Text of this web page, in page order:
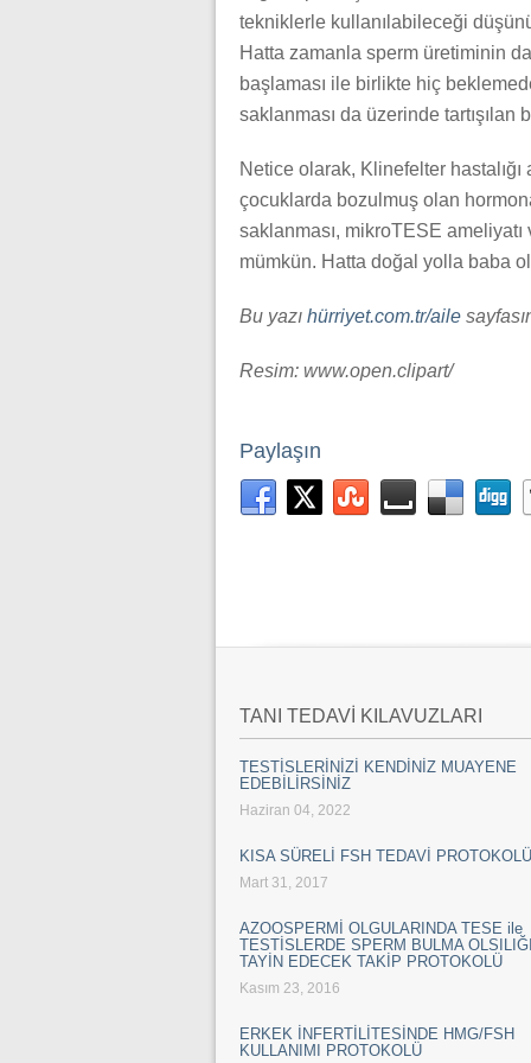
tekniklerle kullanılabileceği
Hatta zamanla sperm üretiminin
başlaması ile birlikte hiç
saklanması da üzerinde tartışılan
Netice olarak, Klinefelter hastalığı
çocuklarda bozulmuş olan
saklanması, mikroTESE
mümkün. Hatta doğal yolla baba
Bu yazı hürriyet.com.tr/aile
Resim: www.open.clipart/
Paylaşın
TANI TEDAVİ KILAVUZLARI
TESTİSLERİNİZİ KENDİNİZ MUAYENE
EDEBİLİRSİNİZ
Haziran 04, 2022
KISA SÜRELİ FSH TEDAVİ PROTOKOLÜ
Mart 31, 2017
AZOOSPERMİ OLGULARINDA TESE ile
TESTİSLERDE SPERM BULMA
TAYİN EDECEK TAKİP PROTOKOLÜ
Kasım 23, 2016
ERKEK İNFERTİLİTESİNDE HMG/FSH
KULLANIMI PROTOKOLÜ